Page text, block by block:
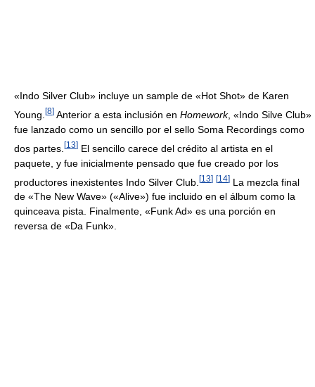
«Indo Silver Club» incluye un sample de «Hot Shot» de Karen
Young. [8] Anterior a esta inclusión en Homework, «Indo Silve Club»
fue lanzado como un sencillo por el sello Soma Recordings como
dos partes. [13] El sencillo carece del crédito al artista en el
paquete, y fue inicialmente pensado que fue creado por los
productores inexistentes Indo Silver Club. [13] [14] La mezcla final
de «The New Wave» («Alive») fue incluido en el álbum como la
quinceava pista. Finalmente, «Funk Ad» es una porción en
reversa de «Da Funk».